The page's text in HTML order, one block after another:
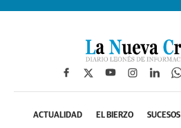
ACTUALIDAD EL BIERZO SUCESOS